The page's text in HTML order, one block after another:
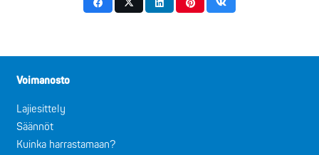
Voimanosto
Lajiesittely
Säännöt
Kuinka harrastamaan?